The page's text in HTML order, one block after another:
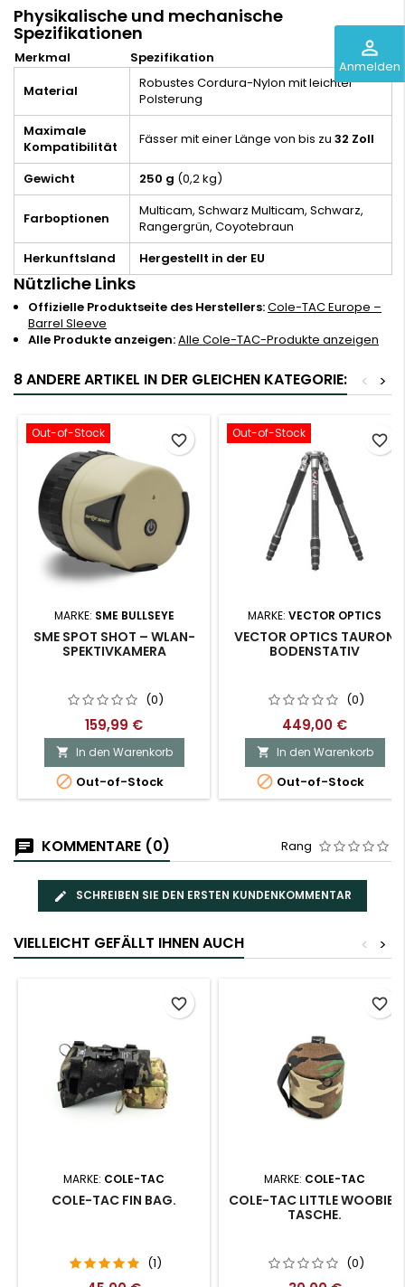
perm_identity
Anmelden
Physikalische und mechanische
Spezifikationen
Merkmal
Spezifikation
Material
Robustes Cordura-Nylon mit leichter
Polsterung
Maximale
Kompatibilität
Fässer mit einer Länge von bis zu 32 Zoll
Gewicht 250 g (0,2 kg)
Farboptionen
Multicam, Schwarz Multicam, Schwarz,
Rangergrün, Coyotebraun
Herkunftsland
Hergestellt in der EU
Nützliche Links
Offizielle Produktseite des Herstellers:Cole-TAC Europe –
Barrel Sleeve
Alle Produkte anzeigen:Alle Cole-TAC-Produkte anzeigen
8 ANDERE ARTIKEL IN DER GLEICHEN KATEGORIE: >
<
Out-of-Stock
MARKE: SME BULLSEYE
SME SPOT SHOT – WLAN-
SPEKTIVKAMERA
(0)
159,99 €
 In den Warenkorb
 Out-of-Stock
favorite_border Out-of-Stock
MARKE: VECTOR OPTICS
VECTOR OPTICS TAURON
BODENSTATIV
(0)
449,00 €
 In den Warenkorb
 Out-of-Stock
favorite_border
KOMMENTARE (0) Rang
SCHREIBEN SIE DEN ERSTEN KUNDENKOMMENTAR
VIELLEICHT GEFÄLLT IHNEN AUCH >
<
MARKE: COLE-TAC
COLE-TAC FIN BAG.
(1)
favorite_border
MARKE: COLE-TAC
COLE-TAC LITTLE WOOBIE-
TASCHE.
(0)
favorite_border